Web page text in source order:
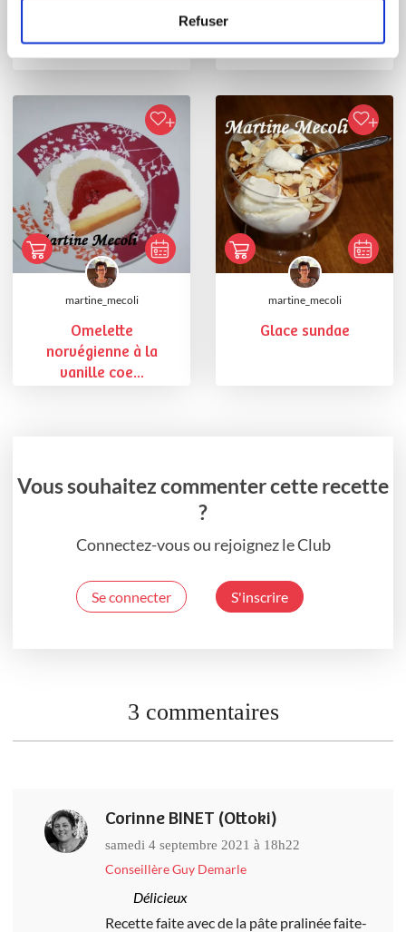
Refuser
martine_mecoli
Omelette
norvégienne à la
vanille coe...
martine_mecoli
Glace sundae
Vous souhaitez commenter cette recette
?
Connectez-vous ou rejoignez le Club
Se connecter S'inscrire
3 commentaires
Corinne BINET (Ottoki)
samedi 4 septembre 2021 à 18h22
Conseillère Guy Demarle
Délicieux
Recette faite avec de la pâte pralinée faite-